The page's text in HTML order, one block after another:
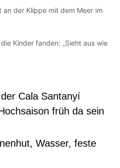
Cala Santanyí
früh da sein
Wasser, feste